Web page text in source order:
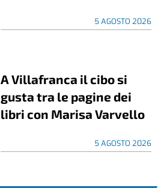
5 AGOSTO 2026
A Villafranca il cibo si
gusta tra le pagine dei
libri con Marisa Varvello
5 AGOSTO 2026